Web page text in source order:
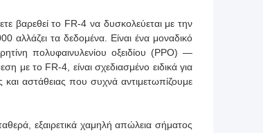
βαρεθεί το FR-4 να δυσκολεύεται με την
τα δεδομένα. Είναι ένα μοναδικό
πολυφαινυλενίου οξειδίου (PPO) —
με το FR-4, είναι σχεδιασμένο ειδικά για
αστάθειας που συχνά αντιμετωπίζουμε
εξαιρετικά χαμηλή απώλεια σήματος